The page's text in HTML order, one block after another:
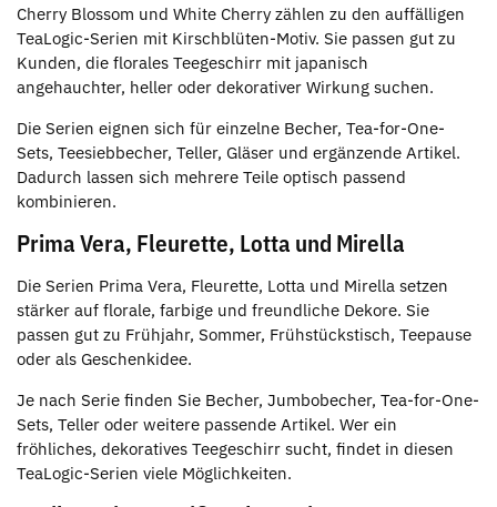
Cherry Blossom und White Cherry zählen zu den auffälligen
TeaLogic-Serien mit Kirschblüten-Motiv. Sie passen gut zu
Kunden, die florales Teegeschirr mit japanisch
angehauchter, heller oder dekorativer Wirkung suchen.
Die Serien eignen sich für einzelne Becher, Tea-for-One-
Sets, Teesiebbecher, Teller, Gläser und ergänzende Artikel.
Dadurch lassen sich mehrere Teile optisch passend
kombinieren.
Prima Vera, Fleurette, Lotta und Mirella
Die Serien Prima Vera, Fleurette, Lotta und Mirella setzen
stärker auf florale, farbige und freundliche Dekore. Sie
passen gut zu Frühjahr, Sommer, Frühstückstisch, Teepause
oder als Geschenkidee.
Je nach Serie finden Sie Becher, Jumbobecher, Tea-for-One-
Sets, Teller oder weitere passende Artikel. Wer ein
fröhliches, dekoratives Teegeschirr sucht, findet in diesen
TeaLogic-Serien viele Möglichkeiten.